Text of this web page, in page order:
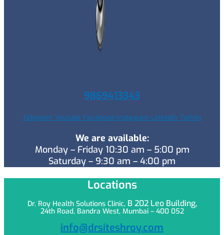
9869413343
Telegram Youtube Facebook Instagram Linkedin Twitter
We are available:
Monday – Friday 10:30 am – 5:00 pm
Saturday – 9:30 am – 4:00 pm
Locations
Dr. Roy Health Solutions Clinic, B 202 Leo Building,
24th Road, Bandra West, Mumbai – 400 052
info@drsiteshroy.com